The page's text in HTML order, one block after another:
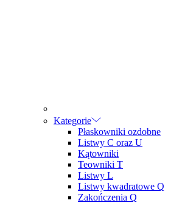
Kategorie
Płaskowniki ozdobne
Listwy C oraz U
Kątowniki
Teowniki T
Listwy L
Listwy kwadratowe Q
Zakończenia Q